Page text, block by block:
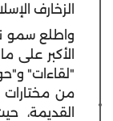
الزخارف
واطلع سمو
الأكبر على
"لقاءات"
من مختارات
القديمة،